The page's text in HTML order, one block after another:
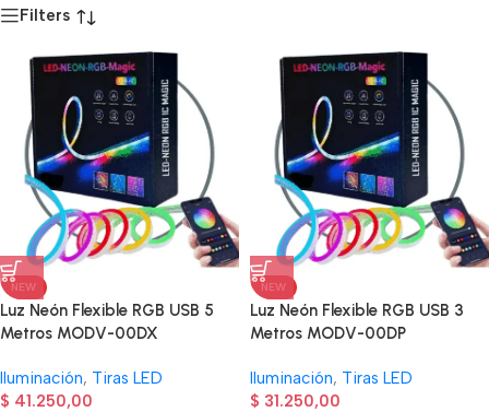
Filters
NEW
Luz Neón Flexible RGB USB 5
Metros MODV-00DX
Iluminación, Tiras LED
$ 41.250,00
NEW
Luz Neón Flexible RGB USB 3
Metros MODV-00DP
Iluminación, Tiras LED
$ 31.250,00